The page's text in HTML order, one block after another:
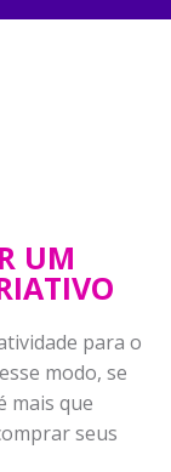
UM
para o
modo, se
mais que
seus